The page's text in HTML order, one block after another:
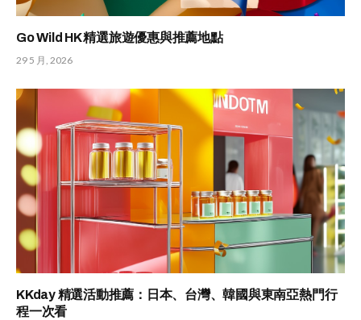
Go Wild HK 精選旅遊優惠與推薦地點
29 5 月, 2026
KKday 精選活動推薦：日本、台灣、韓國與東南亞熱門行
程一次看